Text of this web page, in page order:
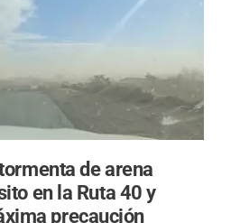
de arena
en la Ruta 40 y
precaución